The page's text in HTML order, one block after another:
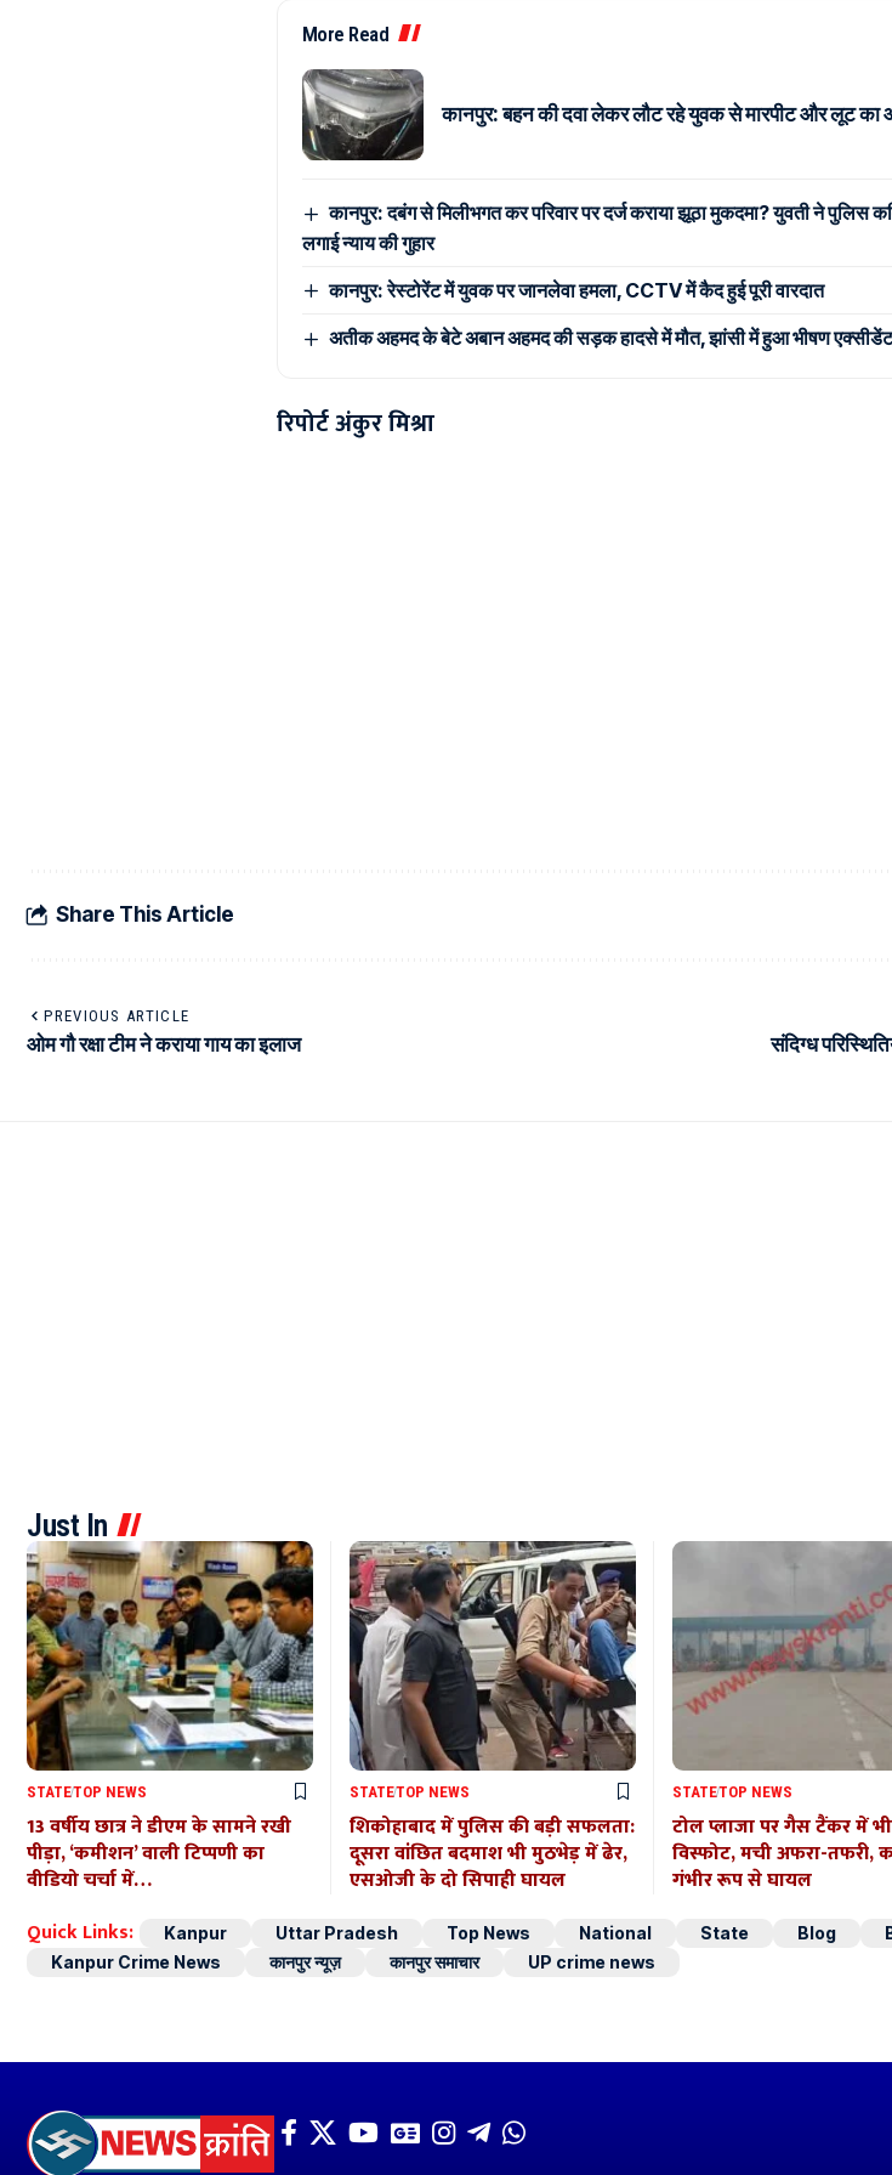
More Read
कानपुर: बहन की दवा लेकर लौट रहे युवक से मारपीट और लूट का
कानपुर: दबंग से मिलीभगत कर परिवार पर दर्ज कराया झूठा मुकदमा? युवती ने पुलिस
लगाई न्याय की गुहार
कानपुर: रेस्टोरेंट में युवक पर जानलेवा हमला, CCTV में कैद हुई पूरी वारदात
अतीक अहमद के बेटे अबान अहमद की सड़क हादसे में मौत, झांसी में हुआ भीषण
रिपोर्ट अंकुर मिश्रा
Share This Article
PREVIOUS ARTICLE
ओम गौ रक्षा टीम ने कराया गाय का इलाज संदिग्ध
Just In
STATETOP NEWS
13 वर्षीय छात्र ने डीएम के सामने रखी
पीड़ा, ‘कमीशन’ वाली टिप्पणी का
वीडियो चर्चा में…
STATETOP NEWS
शिकोहाबाद में पुलिस की बड़ी सफलता:
दूसरा वांछित बदमाश भी मुठभेड़ में ढेर,
एसओजी के दो सिपाही घायल
STATETOP NEWS
टोल प्लाजा पर गैस टैंकर में
विस्फोट, मची अफरा-तफरी,
गंभीर रूप से घायल
Quick Links:
Kanpur Uttar Pradesh Top News National State Blog
Kanpur Crime News
कानपुर न्यूज़ कानपुर समाचार UP crime news